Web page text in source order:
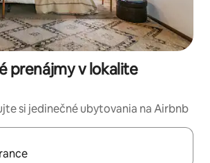
prenájmy v lokalite
si jedinečné ubytovania na Airbnb
k dispozícii, môžete si ich prechádzať